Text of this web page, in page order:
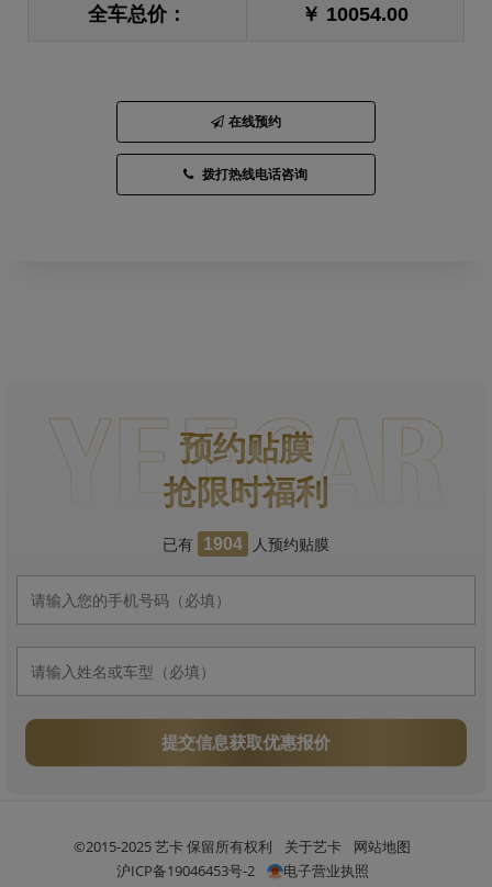
全车总价： ￥ 10054.00
在线预约
拨打热线电话咨询
预约贴膜
抢限时福利
已有 1904 人预约贴膜
提交信息获取优惠报价
©2015-2025 艺卡 保留所有权利 关于艺卡
网站地图
沪ICP备19046453号-2
电子营业执照